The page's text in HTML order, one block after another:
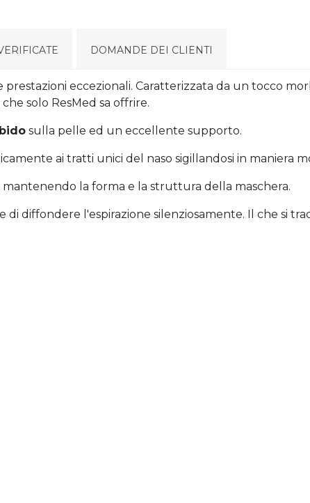
DOMANDE DEI CLIENTI
eccezionali. Caratterizzata da un tocco
solo ResMed sa offrire.
sulla pelle ed un eccellente supporto.
ai tratti unici del naso sigillandosi in maniera
la forma e la struttura della maschera.
di diffondere l'espirazione silenziosamente. Il che si